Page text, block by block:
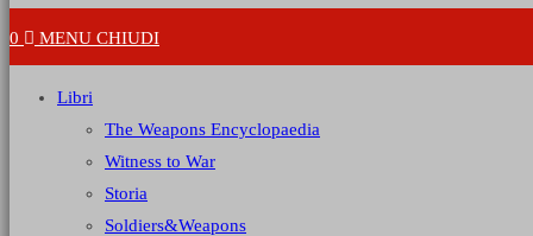
0 MENU CHIUDI
Libri
The Weapons Encyclopaedia
Witness to War
Storia
Soldiers&Weapons